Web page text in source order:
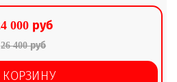
000 руб
26 400 руб
КОРЗИНУ